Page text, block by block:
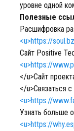
уровне одной
Полезные
Расшифровка
<u>https://
Сайт Positive
<u>https://
</u>Сайт
</u>Связаться
<u>https://
Узнать больше
<u>https://